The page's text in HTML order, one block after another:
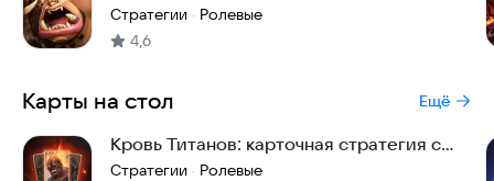
Стратегии · Ролевые
4,6
Карты на стол Ещё
Кровь Титанов: карточная стратегия с
PvP и PvE
Стратегии · Ролевые